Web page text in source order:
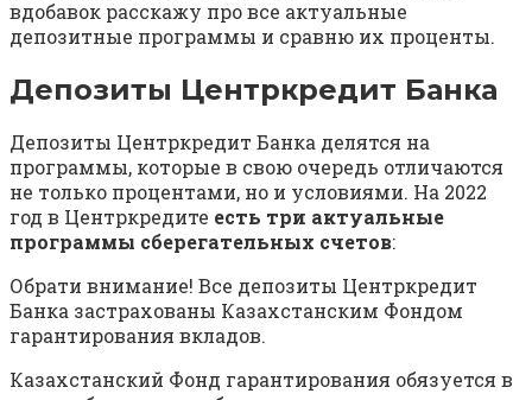
вдобавок расскажу про все актуальные
депозитные программы и сравню их проценты.
Депозиты Центркредит Банка
Депозиты Центркредит Банка делятся на
программы, которые в свою очередь отличаются
не только процентами, но и условиями. На 2022
год в Центркредите есть три актуальные
программы сберегательных счетов:
Обрати внимание! Все депозиты Центркредит
Банка застрахованы Казахстанским Фондом
гарантирования вкладов.
Казахстанский Фонд гарантирования обязуется в